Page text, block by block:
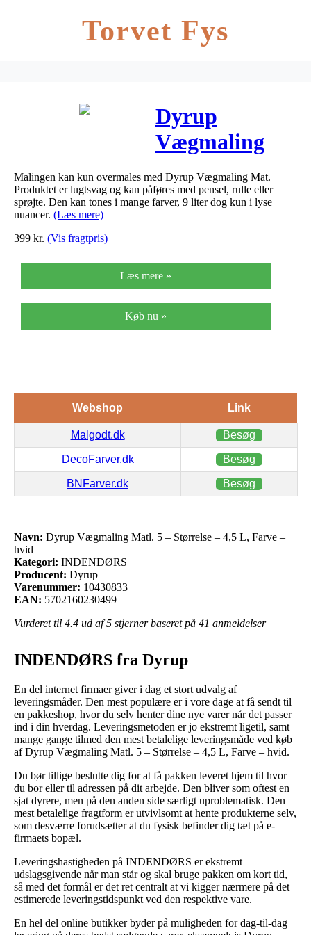
Torvet Fys
Dyrup
Vægmaling
Matl. 5 –
Størrelse – 4,5
Malingen kan kun overmales med Dyrup Vægmaling Mat.
Produktet er lugtsvag og kan påføres med pensel, rulle eller
sprøjte. Den kan tones i mange farver, 9 liter dog kun i lyse
nuancer. (Læs mere)
399 kr. (Vis fragtpris)
Læs mere »
Køb nu »
Webshop Link
Malgodt.dk Besøg
DecoFarver.dk Besøg
BNFarver.dk Besøg
Navn: Dyrup Vægmaling Matl. 5 – Størrelse – 4,5 L, Farve –
hvid
Kategori: INDENDØRS
Producent: Dyrup
Varenummer: 10430833
EAN: 5702160230499
Vurderet til 4.4 ud af 5 stjerner baseret på 41 anmeldelser
INDENDØRS fra Dyrup
En del internet firmaer giver i dag et stort udvalg af
leveringsmåder. Den mest populære er i vore dage at få sendt til
en pakkeshop, hvor du selv henter dine nye varer når det passer
ind i din hverdag. Leveringsmetoden er jo ekstremt ligetil, samt
mange gange tilmed den mest betalelige leveringsmåde ved køb
af Dyrup Vægmaling Matl. 5 – Størrelse – 4,5 L, Farve – hvid.
Du bør tillige beslutte dig for at få pakken leveret hjem til hvor
du bor eller til adressen på dit arbejde. Den bliver som oftest en
sjat dyrere, men på den anden side særligt uproblematisk. Den
mest betalelige fragtform er utvivlsomt at hente produkterne selv,
som desværre forudsætter at du fysisk befinder dig tæt på e-
firmaets bopæl.
Leveringshastigheden på INDENDØRS er ekstremt
udslagsgivende når man står og skal bruge pakken om kort tid,
så med det formål er det ret centralt at vi kigger nærmere på det
estimerede leveringstidspunkt ved den respektive vare.
En hel del online butikker byder på muligheden for dag-til-dag